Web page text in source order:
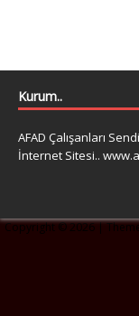
Kurum..
AFAD Çalışanları
İnternet Sitesi..
Copyright © 2026 |